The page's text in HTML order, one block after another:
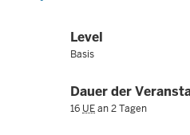
Level
Basis
Dauer der
16 UEan 2 Tagen